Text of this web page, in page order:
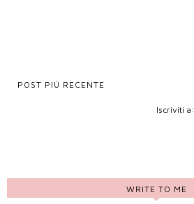
POST PIÙ RECENTE
Iscriviti a:
WRITE TO ME